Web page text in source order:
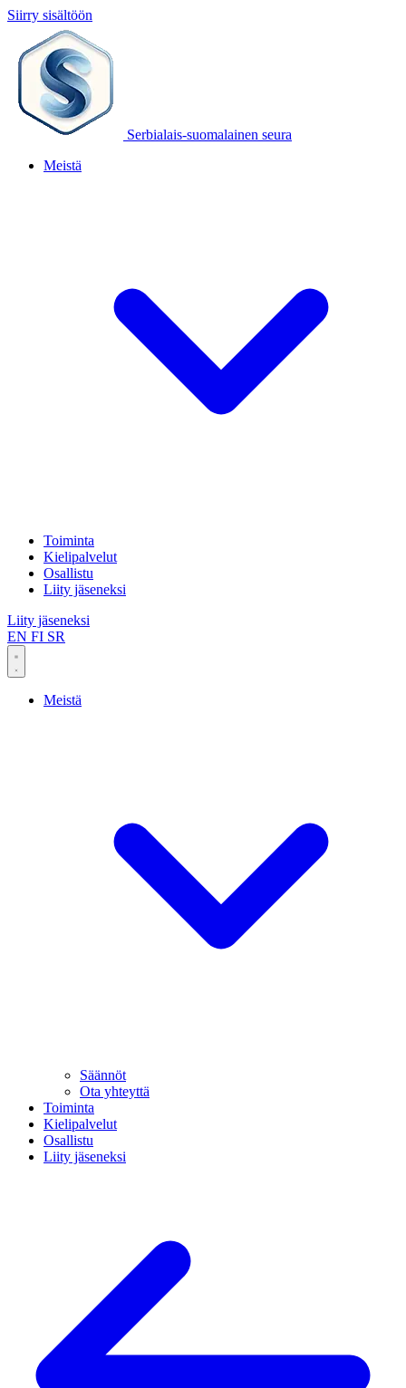
Siirry sisältöön
Serbialais-suomalainen seura
Meistä
Toiminta
Kielipalvelut
Osallistu
Liity jäseneksi
Liity jäseneksi
EN FI SR
Meistä
Säännöt
Ota yhteyttä
Toiminta
Kielipalvelut
Osallistu
Liity jäseneksi